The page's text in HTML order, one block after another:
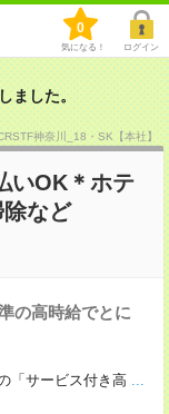
0
気になる！ ログイン
ました。
神奈川_18・SK【本社】
いOK＊ホテ
など
の高時給でとに
「サービス付き高 ...